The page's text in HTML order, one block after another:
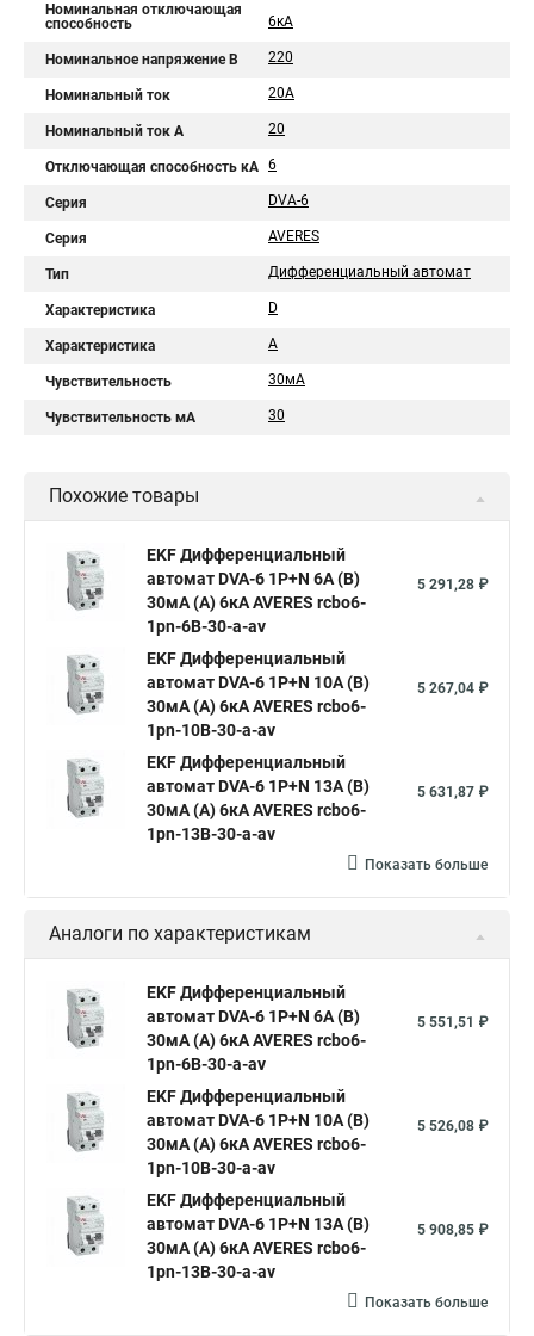
Номинальная отключающая
способность
6кА
Номинальное напряжение В 220
Номинальный ток 20А
Номинальный ток A 20
Отключающая способность кА 6
Серия DVA-6
Серия AVERES
Тип Дифференциальный автомат
Характеристика D
Характеристика A
Чувствительность 30мА
Чувствительность мА 30
Похожие товары
EKF Дифференциальный
автомат DVA-6 1P+N 6А (B)
30мА (A) 6кА AVERES rcbo6-
1pn-6B-30-a-av
5 291,28 ₽
EKF Дифференциальный
автомат DVA-6 1P+N 10А (B)
30мА (A) 6кА AVERES rcbo6-
1pn-10B-30-a-av
5 267,04 ₽
EKF Дифференциальный
автомат DVA-6 1P+N 13А (B)
30мА (A) 6кА AVERES rcbo6-
1pn-13B-30-a-av
5 631,87 ₽
Показать больше
Аналоги по характеристикам
EKF Дифференциальный
автомат DVA-6 1P+N 6А (B)
30мА (A) 6кА AVERES rcbo6-
1pn-6B-30-a-av
5 551,51 ₽
EKF Дифференциальный
автомат DVA-6 1P+N 10А (B)
30мА (A) 6кА AVERES rcbo6-
1pn-10B-30-a-av
5 526,08 ₽
EKF Дифференциальный
автомат DVA-6 1P+N 13А (B)
30мА (A) 6кА AVERES rcbo6-
1pn-13B-30-a-av
5 908,85 ₽
Показать больше